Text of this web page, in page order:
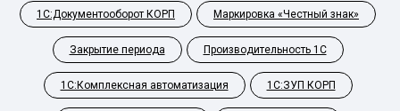
1С:Документооборот КОРП Маркировка «Честный знак»
Закрытие периода Производительность 1С
1С:Комплексная автоматизация 1С:ЗУП КОРП